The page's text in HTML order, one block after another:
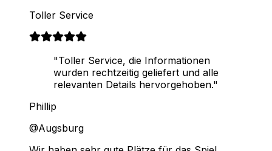
Toller Service
"Toller Service, die Informationen
wurden rechtzeitig geliefert und alle
relevanten Details hervorgehoben."
Phillip
@Augsburg